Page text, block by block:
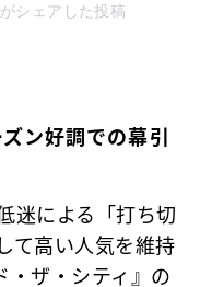
シェアした投稿
ン好調での幕引
迷による「打ち切
て高い人気を維持
・ザ・シティ』の